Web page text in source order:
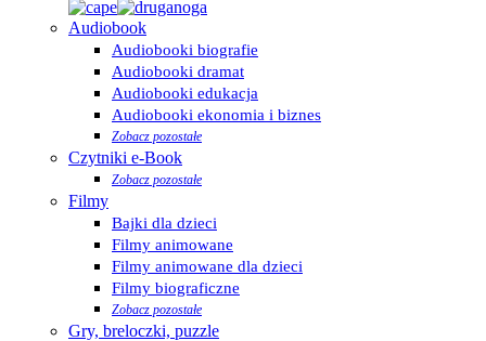
Audiobook
Audiobooki biografie
Audiobooki dramat
Audiobooki edukacja
Audiobooki ekonomia i biznes
Zobacz pozostałe
Czytniki e-Book
Zobacz pozostałe
Filmy
Bajki dla dzieci
Filmy animowane
Filmy animowane dla dzieci
Filmy biograficzne
Zobacz pozostałe
Gry, breloczki, puzzle